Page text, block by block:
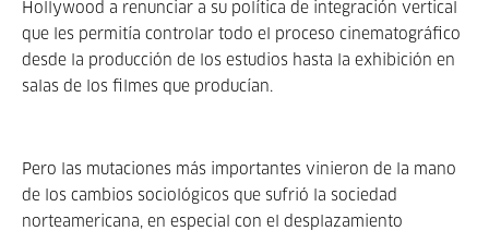
Hollywood a renunciar a su política de integración vertical
que les permitía controlar todo el proceso cinematográfico
desde la producción de los estudios hasta la exhibición en
salas de los filmes que producían.
Pero las mutaciones más importantes vinieron de la mano
de los cambios sociológicos que sufrió la sociedad
norteamericana, en especial con el desplazamiento